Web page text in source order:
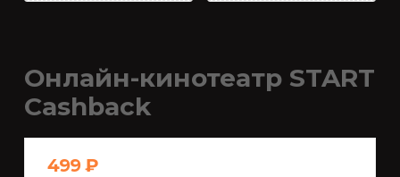
Онлайн-кинотеатр START
Cashback
499 ₽